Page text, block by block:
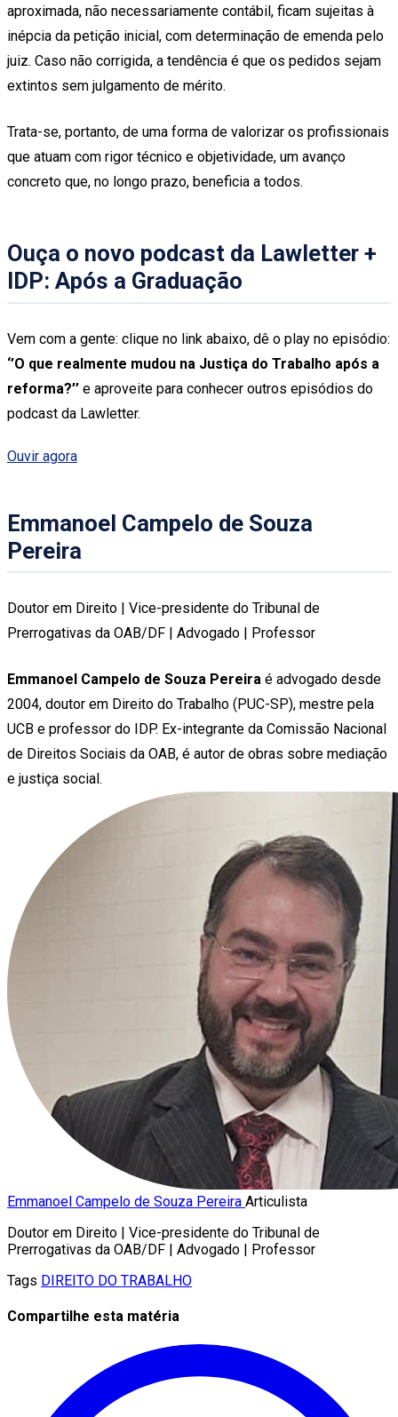
aproximada, não necessariamente contábil, ficam sujeitas à
inépcia da petição inicial, com determinação de emenda pelo
juiz. Caso não corrigida, a tendência é que os pedidos sejam
extintos sem julgamento de mérito.
Trata-se, portanto, de uma forma de valorizar os profissionais
que atuam com rigor técnico e objetividade, um avanço
concreto que, no longo prazo, beneficia a todos.
Ouça o novo podcast da Lawletter +
IDP: Após a Graduação
Vem com a gente: clique no link abaixo, dê o play no episódio:
‘’O que realmente mudou na Justiça do Trabalho após a
reforma?’’ e aproveite para conhecer outros episódios do
podcast da Lawletter.
Ouvir agora
Emmanoel Campelo de Souza
Pereira
Doutor em Direito | Vice-presidente do Tribunal de
Prerrogativas da OAB/DF | Advogado | Professor
Emmanoel Campelo de Souza Pereira é advogado desde
2004, doutor em Direito do Trabalho (PUC-SP), mestre pela
UCB e professor do IDP. Ex-integrante da Comissão Nacional
de Direitos Sociais da OAB, é autor de obras sobre mediação
e justiça social.
Emmanoel Campelo de Souza Pereira Articulista
Doutor em Direito | Vice-presidente do Tribunal de
Prerrogativas da OAB/DF | Advogado | Professor
Tags DIREITO DO TRABALHO
Compartilhe esta matéria